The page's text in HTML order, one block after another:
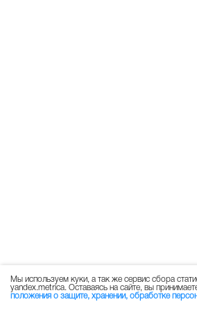
Мы используем куки, а так же сервис сбора
yandex.metrica. Оставаясь на сайте, вы
положения о защите, хранении, обработке